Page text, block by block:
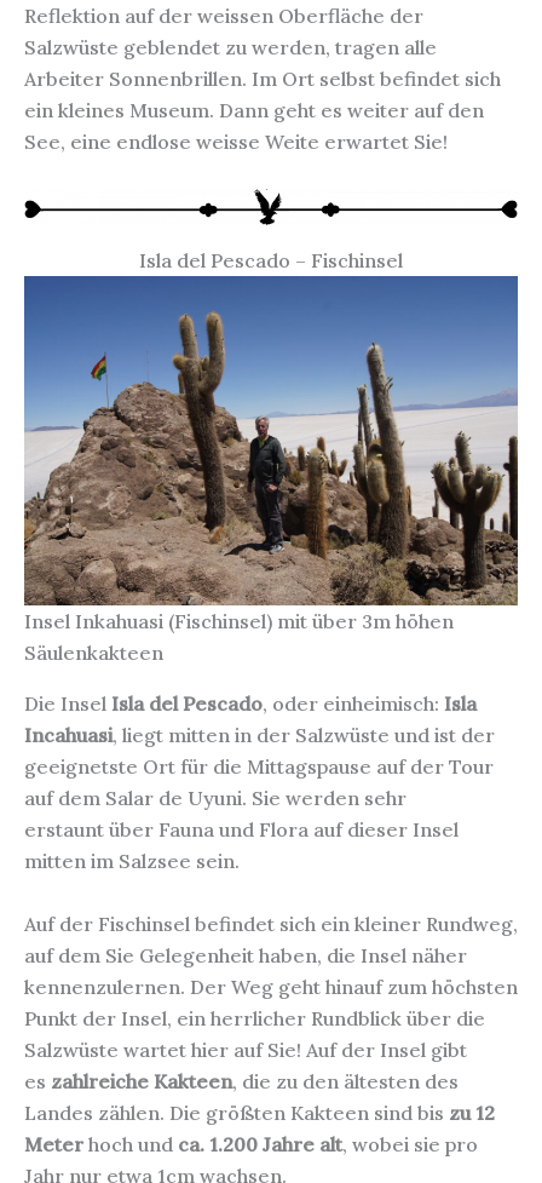
Reflektion auf der weissen Oberfläche der
Salzwüste geblendet zu werden, tragen alle
Arbeiter Sonnenbrillen. Im Ort selbst befindet sich
ein kleines Museum. Dann geht es weiter auf den
See, eine endlose weisse Weite erwartet Sie!
Isla del Pescado – Fischinsel
Insel Inkahuasi (Fischinsel) mit über 3m höhen
Säulenkakteen
Die Insel Isla del Pescado, oder einheimisch: Isla
Incahuasi, liegt mitten in der Salzwüste und ist der
geeignetste Ort für die Mittagspause auf der Tour
auf dem Salar de Uyuni. Sie werden sehr
erstaunt über Fauna und Flora auf dieser Insel
mitten im Salzsee sein.
Auf der Fischinsel befindet sich ein kleiner Rundweg,
auf dem Sie Gelegenheit haben, die Insel näher
kennenzulernen. Der Weg geht hinauf zum höchsten
Punkt der Insel, ein herrlicher Rundblick über die
Salzwüste wartet hier auf Sie! Auf der Insel gibt
es zahlreiche Kakteen, die zu den ältesten des
Landes zählen. Die größten Kakteen sind bis zu 12
Meter hoch und ca. 1.200 Jahre alt, wobei sie pro
Jahr nur etwa 1cm wachsen.